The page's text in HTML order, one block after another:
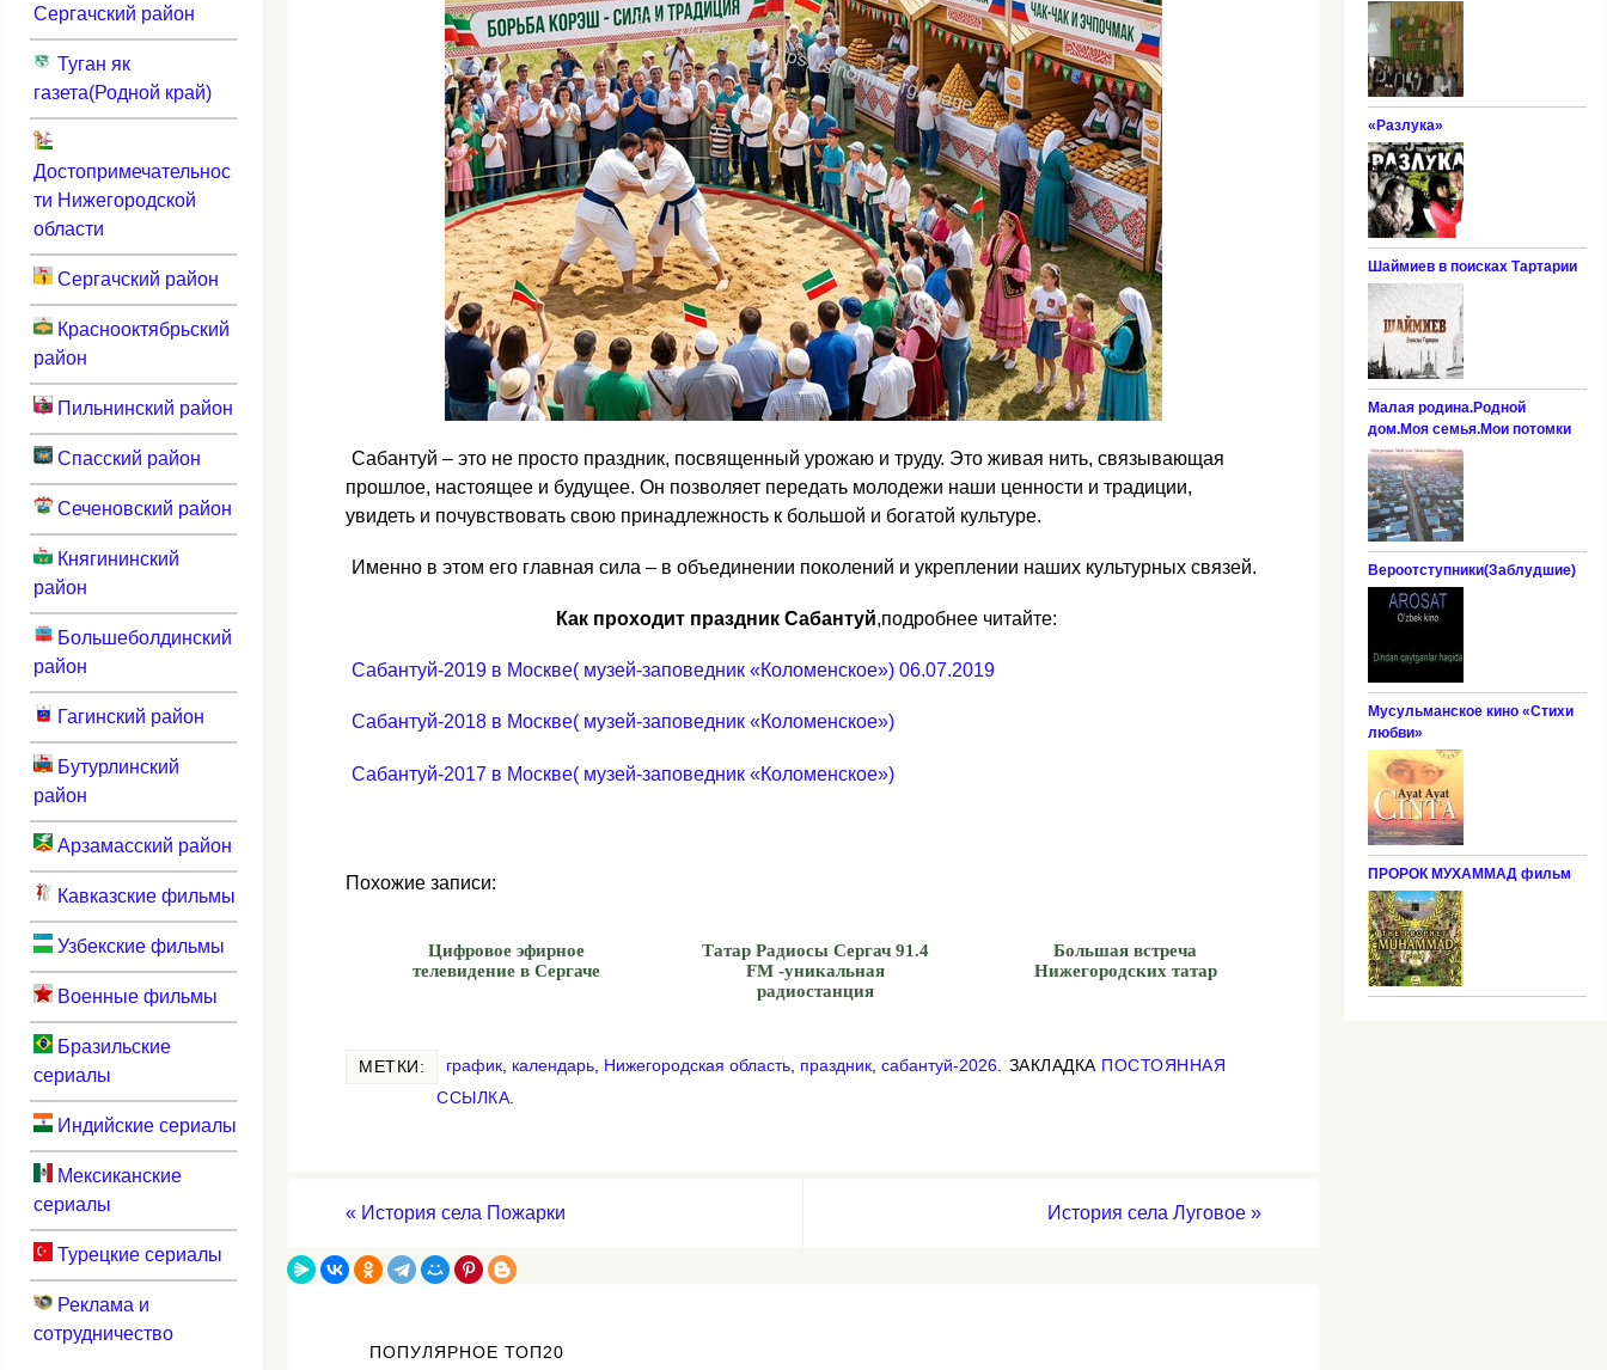
Сабантуй – это не просто праздник, посвященный урожаю и труду. Это живая нить, связывающая
прошлое, настоящее и будущее. Он позволяет передать молодежи наши ценности и традиции,
увидеть и почувствовать свою принадлежность к большой и богатой культуре.
Именно в этом его главная сила – в объединении поколений и укреплении наших культурных связей.
Как проходит праздник Сабантуй,подробнее читайте:
Сабантуй-2019 в Москве( музей-заповедник «Коломенское») 06.07.2019
Сабантуй-2018 в Москве( музей-заповедник «Коломенское»)
Сабантуй-2017 в Москве( музей-заповедник «Коломенское»)
Похожие записи:
Цифровое эфирное
телевидение в Сергаче
Татар Радиосы Сергач 91.4
FM -уникальная
радиостанция
Большая встреча
Нижегородских татар
МЕТКИ: график календарь Нижегородская область праздник сабантуй-2026 ЗАКЛАДКА ПОСТОЯННАЯ
ССЫЛКА
« История села Пожарки История села Луговое »
ПОПУЛЯРНОЕ ТОП20
Сергачский район
Туган як
газета(Родной край)
Достопримечательнос
ти Нижегородской
области
Сергачский район
Краснооктябрьский
район
Пильнинский район
Спасский район
Сеченовский район
Княгининский
район
Большеболдинский
район
Гагинский район
Бутурлинский
район
Арзамасский район
Кавказские фильмы
Узбекские фильмы
Военные фильмы
Бразильские
сериалы
Индийские сериалы
Мексиканские
сериалы
Турецкие сериалы
Реклама и
сотрудничество
«Разлука»
Шаймиев в поисках Тартарии
Малая родина.Родной
дом.Моя семья.Мои потомки
Вероотступники(Заблудшие)
Мусульманское кино «Стихи
любви»
ПРОРОК МУХАММАД фильм